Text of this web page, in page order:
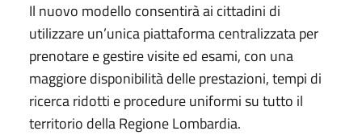
Il nuovo modello consentirà ai cittadini di
utilizzare un’unica piattaforma centralizzata per
prenotare e gestire visite ed esami, con una
maggiore disponibilità delle prestazioni, tempi di
ricerca ridotti e procedure uniformi su tutto il
territorio della Regione Lombardia.